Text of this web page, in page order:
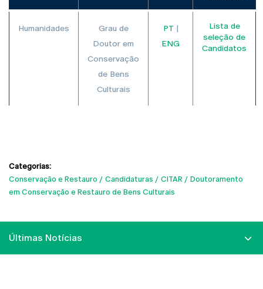
Humanidades
Grau de
Doutor em
Conservação
de Bens
Culturais
PT |
ENG
Lista de
seleção de
Candidatos
Categorias:
Conservação e Restauro
Candidaturas CITAR
Doutoramento
em Conservação e Restauro de Bens Culturais
Últimas Notícias